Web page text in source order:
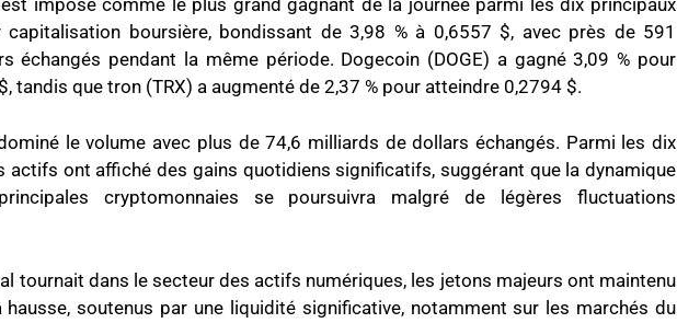
imposé comme le plus grand gagnant de la journée parmi les dix principaux
boursière, bondissant de 3,98 % à 0,6557 $, avec près de 591
échangés pendant la même période. Dogecoin (DOGE) a gagné 3,09 % pour
tandis que tron (TRX) a augmenté de 2,37 % pour atteindre 0,2794 $.
le volume avec plus de 74,6 milliards de dollars échangés. Parmi les dix
actifs ont affiché des gains quotidiens significatifs, suggérant que la dynamique
cryptomonnaies se poursuivra malgré de légères fluctuations
tournait dans le secteur des actifs numériques, les jetons majeurs ont maintenu
hausse, soutenus par une liquidité significative, notamment sur les marchés du